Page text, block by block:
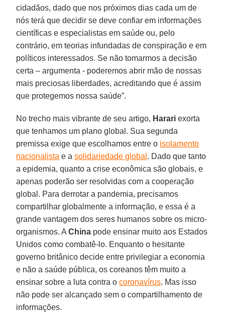
cidadãos, dado que nos próximos dias cada um de
nós terá que decidir se deve confiar em informações
científicas e especialistas em saúde ou, pelo
contrário, em teorias infundadas de conspiração e em
políticos interessados. Se não tomarmos a decisão
certa – argumenta - poderemos abrir mão de nossas
mais preciosas liberdades, acreditando que é assim
que protegemos nossa saúde”.
No trecho mais vibrante de seu artigo, Harari exorta
que tenhamos um plano global. Sua segunda
premissa exige que escolhamos entre o isolamento
nacionalista e asolidariedade global . Dado que tanto
a epidemia, quanto a crise econômica são globais, e
apenas poderão ser resolvidas com a cooperação
global. Para derrotar a pandemia, precisamos
compartilhar globalmente a informação, e essa é a
grande vantagem dos seres humanos sobre os micro-
organismos. AChina pode ensinar muito aos Estados
Unidos como combatê-lo. Enquanto o hesitante
governo britânico decide entre privilegiar a economia
e não a saúde pública, os coreanos têm muito a
ensinar sobre a luta contra ocoronavírus. Mas isso
não pode ser alcançado sem o compartilhamento de
informações.